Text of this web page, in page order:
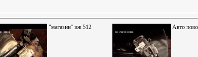
"магазин" иж 512 Авто